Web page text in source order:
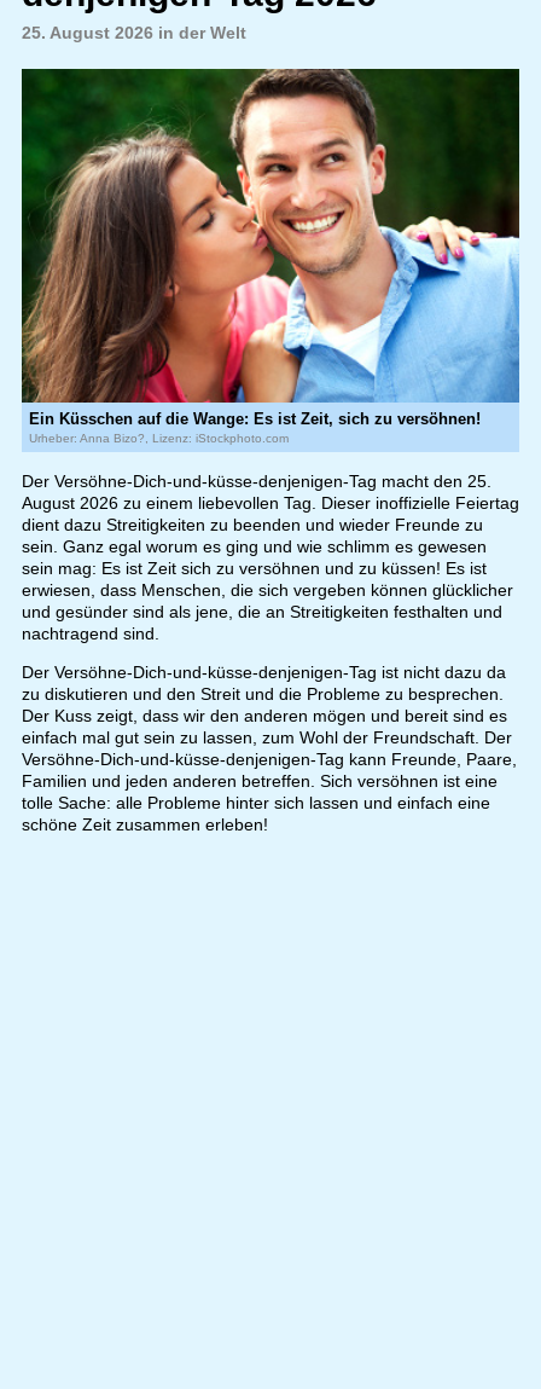
25. August 2026 in der Welt
Ein Küsschen auf die Wange: Es ist Zeit, sich zu versöhnen!
Urheber: Anna Bizo?, Lizenz: iStockphoto.com
Der Versöhne-Dich-und-küsse-denjenigen-Tag macht den 25.
August 2026 zu einem liebevollen Tag. Dieser inoffizielle Feiertag
dient dazu Streitigkeiten zu beenden und wieder Freunde zu
sein. Ganz egal worum es ging und wie schlimm es gewesen
sein mag: Es ist Zeit sich zu versöhnen und zu küssen! Es ist
erwiesen, dass Menschen, die sich vergeben können glücklicher
und gesünder sind als jene, die an Streitigkeiten festhalten und
nachtragend sind.
Der Versöhne-Dich-und-küsse-denjenigen-Tag ist nicht dazu da
zu diskutieren und den Streit und die Probleme zu besprechen.
Der Kuss zeigt, dass wir den anderen mögen und bereit sind es
einfach mal gut sein zu lassen, zum Wohl der Freundschaft. Der
Versöhne-Dich-und-küsse-denjenigen-Tag kann Freunde, Paare,
Familien und jeden anderen betreffen. Sich versöhnen ist eine
tolle Sache: alle Probleme hinter sich lassen und einfach eine
schöne Zeit zusammen erleben!